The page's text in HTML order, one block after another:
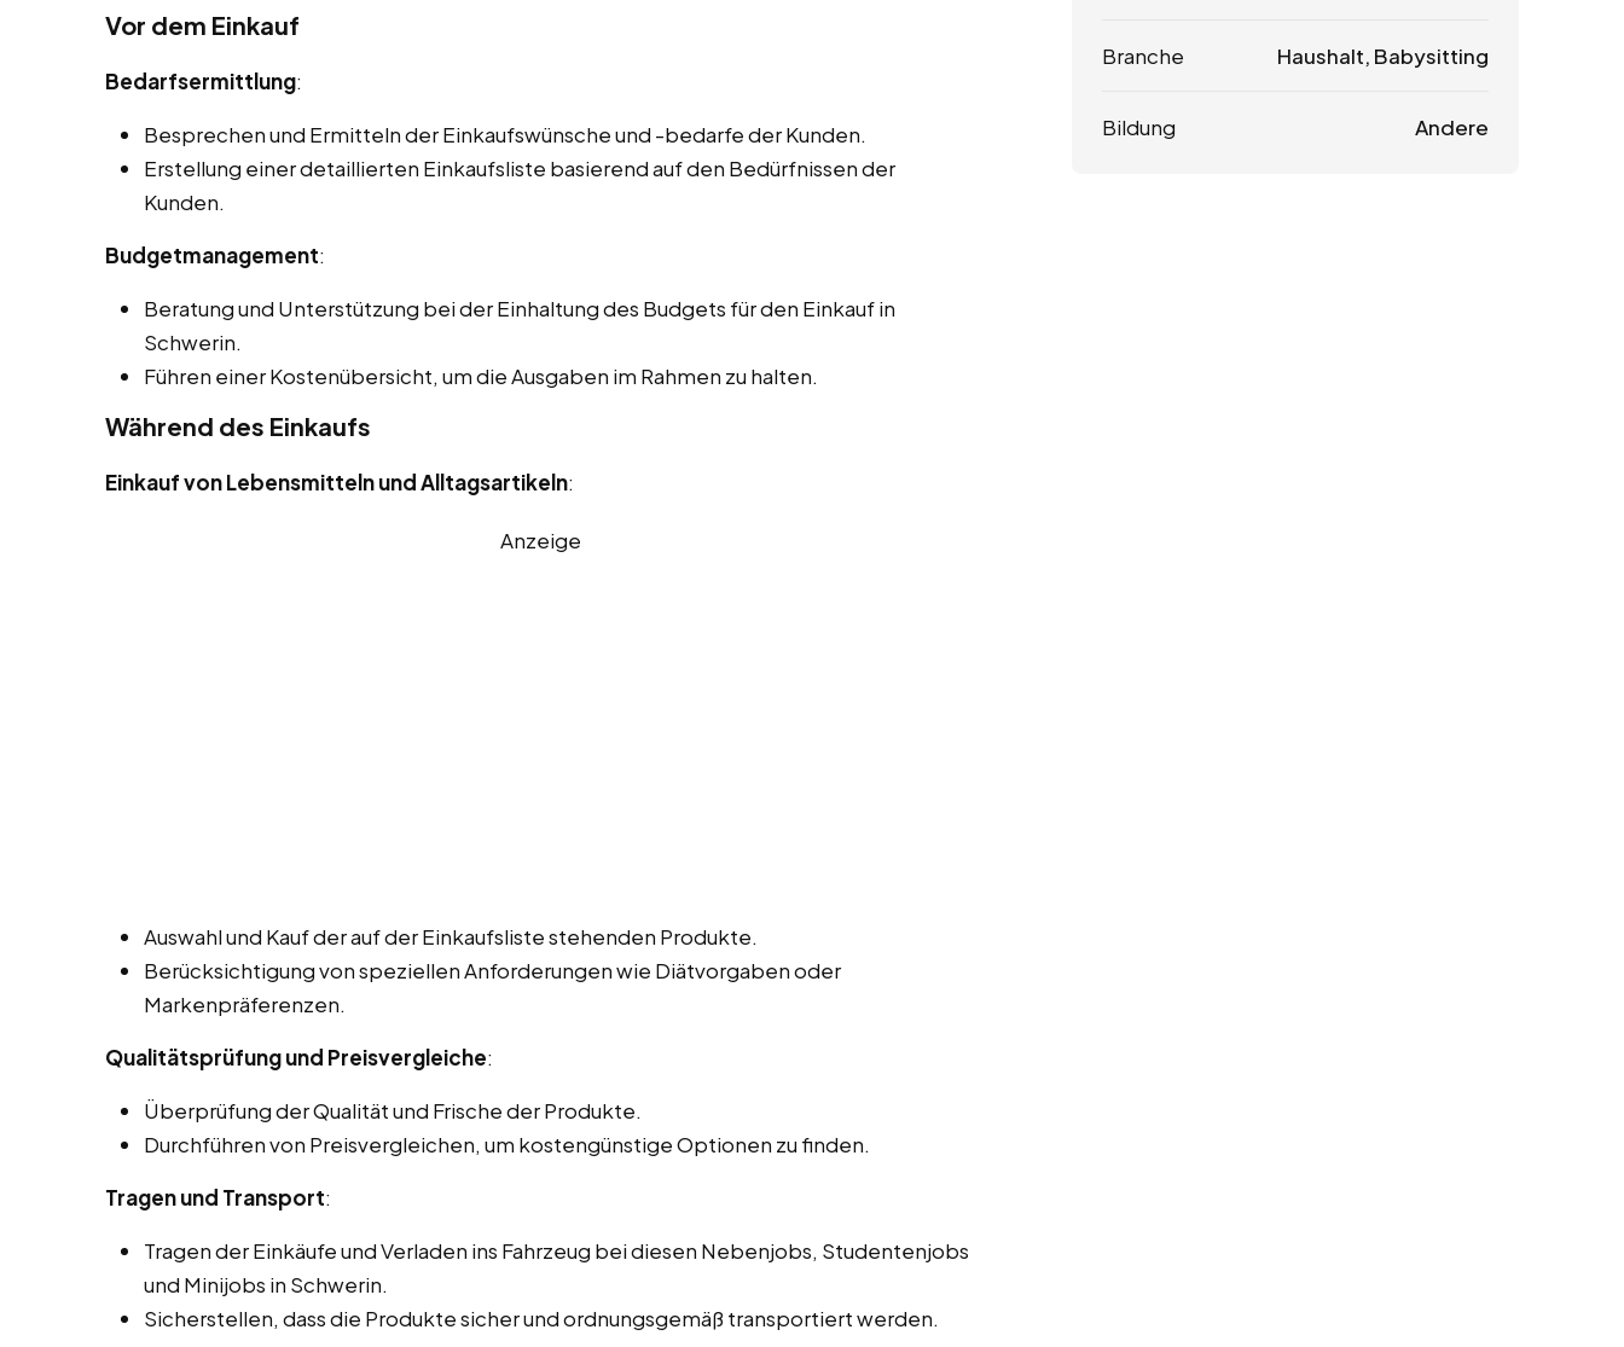
Vor dem Einkauf
Bedarfsermittlung:
Besprechen und Ermitteln der Einkaufswünsche und -bedarfe der Kunden.
Erstellung einer detaillierten Einkaufsliste basierend auf den Bedürfnissen der
Kunden.
Budgetmanagement:
Beratung und Unterstützung bei der Einhaltung des Budgets für den Einkauf in
Schwerin.
Führen einer Kostenübersicht, um die Ausgaben im Rahmen zu halten.
Während des Einkaufs
Einkauf von Lebensmitteln und Alltagsartikeln:
Anzeige
Auswahl und Kauf der auf der Einkaufsliste stehenden Produkte.
Berücksichtigung von speziellen Anforderungen wie Diätvorgaben oder
Markenpräferenzen.
Qualitätsprüfung und Preisvergleiche:
Überprüfung der Qualität und Frische der Produkte.
Durchführen von Preisvergleichen, um kostengünstige Optionen zu finden.
Tragen und Transport:
Tragen der Einkäufe und Verladen ins Fahrzeug bei diesen Nebenjobs, Studentenjobs
und Minijobs in Schwerin.
Sicherstellen, dass die Produkte sicher und ordnungsgemäß transportiert werden.
Branche Haushalt, Babysitting
Bildung Andere